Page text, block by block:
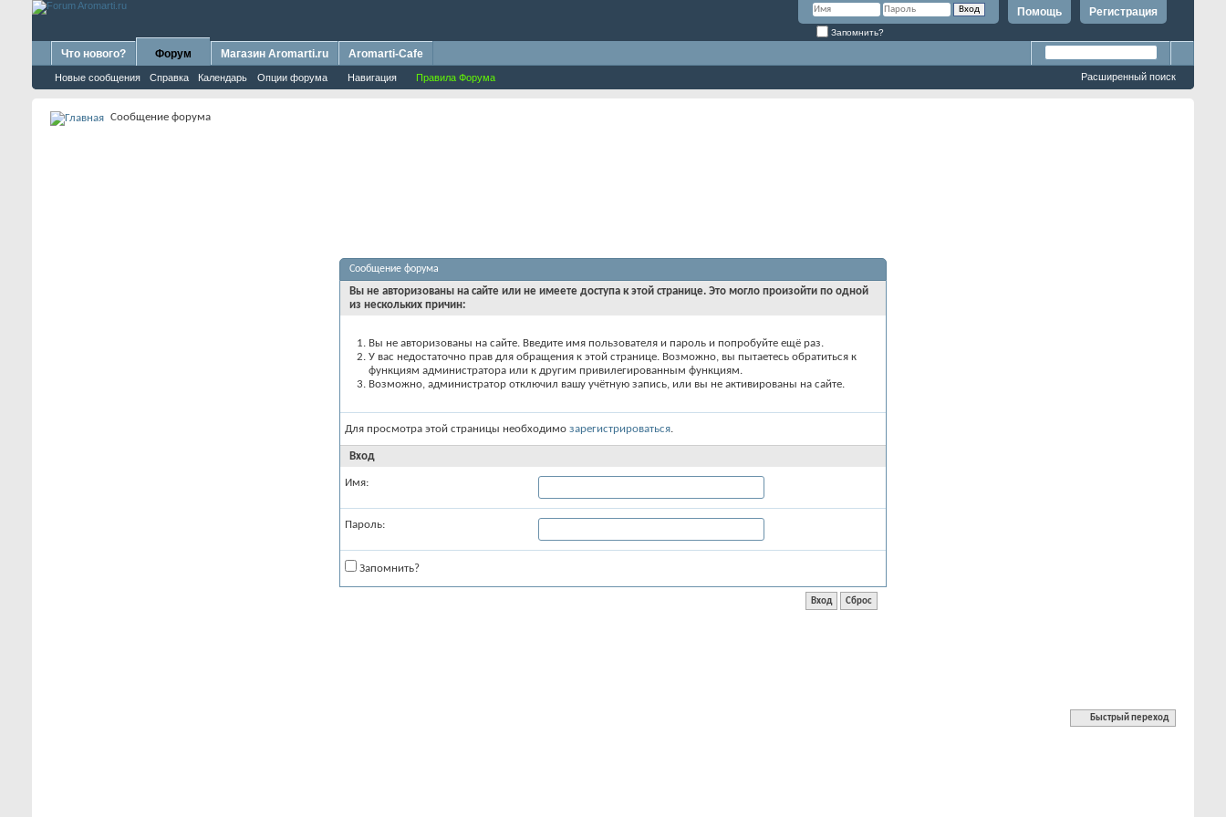
Регистрация
Помощь
Запомнить?
Что нового? Форум
Новые сообщения Справка Календарь Опции форума Навигация Правила Форума
Магазин Aromarti.ru Aromarti-Cafe
Расширенный поиск
Сообщение форума
Сообщение форума
Вы не авторизованы на сайте или не имеете доступа к этой странице. Это могло произойти по одной
из нескольких причин:
Вы не авторизованы на сайте. Введите имя пользователя и пароль и попробуйте ещё раз.
У вас недостаточно прав для обращения к этой странице. Возможно, вы пытаетесь обратиться к
функциям администратора или к другим привилегированным функциям.
Возможно, администратор отключил вашу учётную запись, или вы не активированы на сайте.
Для просмотра этой страницы необходимо зарегистрироваться.
Вход
Имя:
Пароль:
Запомнить?
Быстрый переход